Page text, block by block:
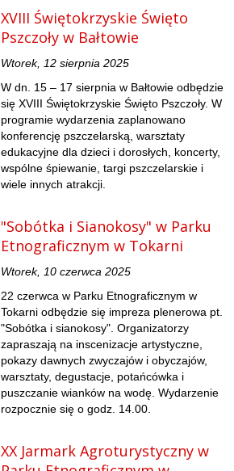
XVIII Świętokrzyskie Święto
Pszczoły w Bałtowie
Wtorek, 12 sierpnia 2025
W dn. 15 – 17 sierpnia w Bałtowie odbędzie
się XVIII Świętokrzyskie Święto Pszczoły. W
programie wydarzenia zaplanowano
konferencję pszczelarską, warsztaty
edukacyjne dla dzieci i dorosłych, koncerty,
wspólne śpiewanie, targi pszczelarskie i
wiele innych atrakcji.
"Sobótka i Sianokosy" w Parku
Etnograficznym w Tokarni
Wtorek, 10 czerwca 2025
22 czerwca w Parku Etnograficznym w
Tokarni odbędzie się impreza plenerowa pt.
"Sobótka i sianokosy". Organizatorzy
zapraszają na inscenizacje artystyczne,
pokazy dawnych zwyczajów i obyczajów,
warsztaty, degustacje, potańcówka i
puszczanie wianków na wodę. Wydarzenie
rozpocznie się o godz. 14.00.
XX Jarmark Agroturystyczny w